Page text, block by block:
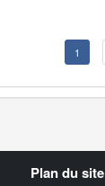
1
Plan du site